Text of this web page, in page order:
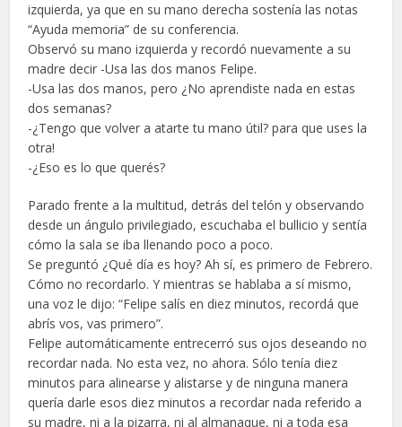
izquierda, ya que en su mano derecha sostenía las notas
“Ayuda memoria” de su conferencia.
Observó su mano izquierda y recordó nuevamente a su
madre decir -Usa las dos manos Felipe.
-Usa las dos manos, pero ¿No aprendiste nada en estas
dos semanas?
-¿Tengo que volver a atarte tu mano útil? para que uses la
otra!
-¿Eso es lo que querés?
Parado frente a la multitud, detrás del telón y observando
desde un ángulo privilegiado, escuchaba el bullicio y sentía
cómo la sala se iba llenando poco a poco.
Se preguntó ¿Qué día es hoy? Ah sí, es primero de Febrero.
Cómo no recordarlo. Y mientras se hablaba a sí mismo,
una voz le dijo: “Felipe salís en diez minutos, recordá que
abrís vos, vas primero”.
Felipe automáticamente entrecerró sus ojos deseando no
recordar nada. No esta vez, no ahora. Sólo tenía diez
minutos para alinearse y alistarse y de ninguna manera
quería darle esos diez minutos a recordar nada referido a
su madre, ni a la pizarra, ni al almanaque, ni a toda esa